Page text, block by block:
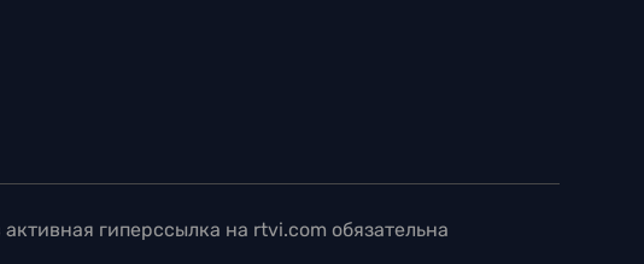
гиперссылка на rtvi.com обязательна